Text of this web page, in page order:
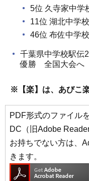
5位 久寺家中学
11位 湖北中学
46位 布佐中学
千葉県中学校駅伝
優勝 全国大会へ
※【楽】は、あびこ
PDF形式のファイル
DC（旧Adobe
お持ちでない方は、
きます。